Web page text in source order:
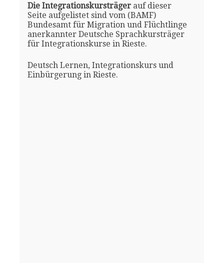
Die Integrationskursträgerauf dieser
Seite aufgelistet sind vom (BAMF)
Bundesamt für Migration und Flüchtlinge
anerkannter Deutsche Sprachkursträger
für Integrationskurse in Rieste.
Deutsch Lernen, Integrationskurs und
Einbürgerung in Rieste.